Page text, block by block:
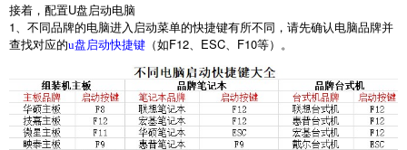
接着，配置U盘启动电脑
1、不同品牌的电脑进入启动菜单的快捷键有所不同，请先确认电脑品牌并
查找对应的u盘启动快捷键 （如F12、 ESC、 F10等）。